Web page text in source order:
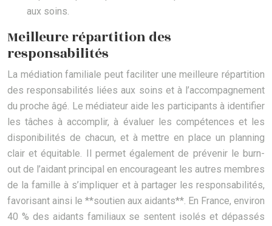
aux soins.
Meilleure répartition des
responsabilités
La médiation familiale peut faciliter une meilleure répartition
des responsabilités liées aux soins et à l’accompagnement
du proche âgé. Le médiateur aide les participants à identifier
les tâches à accomplir, à évaluer les compétences et les
disponibilités de chacun, et à mettre en place un planning
clair et équitable. Il permet également de prévenir le burn-
out de l’aidant principal en encourageant les autres membres
de la famille à s’impliquer et à partager les responsabilités,
favorisant ainsi le **soutien aux aidants**. En France, environ
40 % des aidants familiaux se sentent isolés et dépassés